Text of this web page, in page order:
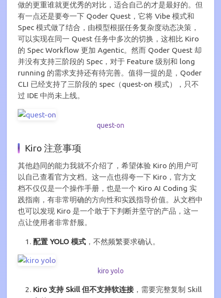
做的更重谁就更优秀的对比，适合自己的才是最好的。但
有一点还是要夸一下 Qoder Quest，它将 Vibe 模式和
Spec 模式做了结合，由模型根据任务复杂度动态决策，
可以实现在同一 Quest 任务中多次的切换，这相比 Kiro
的 Spec Workflow 更加 Agentic。然而 Qoder Quest 却
并没有支持三阶段的 Spec，对于 Feature 级别和 long
running 的需求支持还有待完善。值得一提的是，Qoder
CLI 已经支持了三阶段的 spec（quest-on 模式），只不
过 IDE 中尚未上线。
quest-on
Kiro 注意事项
其他趋同的能力我就不介绍了，希望体验 Kiro 的用户可
以自己查看官方文档。这一点也得夸一下 Kiro，官方文
档不仅仅是一个操作手册，也是一个 Kiro AI Coding 实
践指南，有非常明确的方向性和实践指导价值。从文档中
也可以发现 Kiro 是一个敢于下判断并坚守的产品，这一
点让使用者非常舒服。
配置 YOLO 模式，不然频繁要求确认。
kiro yolo
Kiro 支持 Skill 但不支持软连接，需要完整复制 Skill